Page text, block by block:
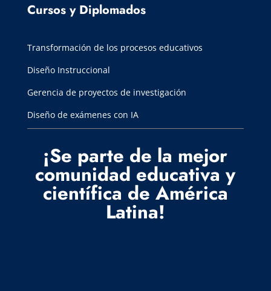
Cursos y Diplomados
Transformación de los procesos educativos
Diseño Instruccional
Gerencia de proyectos de investigación
Diseño de exámenes con IA
¡Se parte de la mejor
comunidad educativa y
científica de América
Latina!